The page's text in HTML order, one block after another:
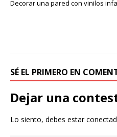
Decorar una pared con vinilos
SÉ EL PRIMERO EN
Dejar una
Lo siento, debes estar